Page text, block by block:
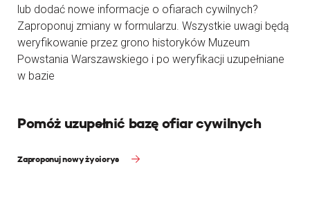
lub dodać nowe informacje o ofiarach cywilnych?
Zaproponuj zmiany w formularzu. Wszystkie uwagi będą
weryfikowanie przez grono historyków Muzeum
Powstania Warszawskiego i po weryfikacji uzupełniane
w bazie
Pomóż uzupełnić bazę ofiar cywilnych
Zaproponuj nowy życiorys